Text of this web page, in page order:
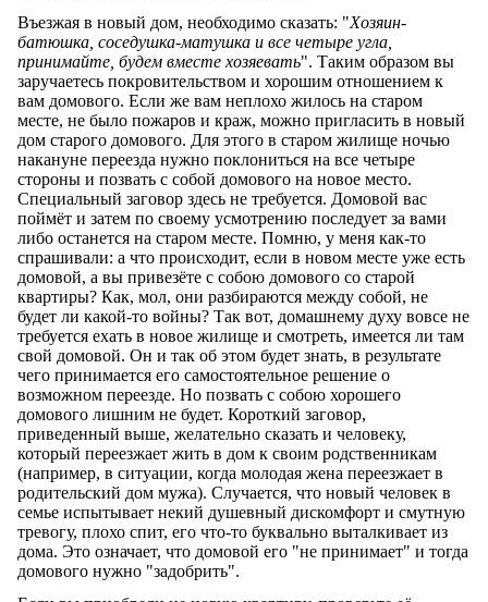
Въезжая в новый дом, необходимо сказать: "Хозяин-
батюшка, соседушка-матушка и все четыре угла,
принимайте, будем вместе хозяевать". Таким образом вы
заручаетесь покровительством и хорошим отношением к
вам домового. Если же вам неплохо жилось на старом
месте, не было пожаров и краж, можно пригласить в новый
дом старого домового. Для этого в старом жилище ночью
накануне переезда нужно поклониться на все четыре
стороны и позвать с собой домового на новое место.
Специальный заговор здесь не требуется. Домовой вас
поймёт и затем по своему усмотрению последует за вами
либо останется на старом месте. Помню, у меня как-то
спрашивали: а что происходит, если в новом месте уже есть
домовой, а вы привезёте с собою домового со старой
квартиры? Как, мол, они разбираются между собой, не
будет ли какой-то войны? Так вот, домашнему духу вовсе не
требуется ехать в новое жилище и смотреть, имеется ли там
свой домовой. Он и так об этом будет знать, в результате
чего принимается его самостоятельное решение о
возможном переезде. Но позвать с собою хорошего
домового лишним не будет. Короткий заговор,
приведенный выше, желательно сказать и человеку,
который переезжает жить в дом к своим родственникам
(например, в ситуации, когда молодая жена переезжает в
родительский дом мужа). Случается, что новый человек в
семье испытывает некий душевный дискомфорт и смутную
тревогу, плохо спит, его что-то буквально выталкивает из
дома. Это означает, что домовой его "не принимает" и тогда
домового нужно "задобрить".